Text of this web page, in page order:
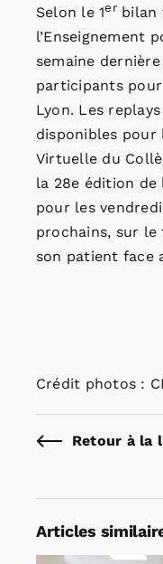
Selon le 1erbilan
l’Enseignement
semaine
participants pour
Lyon. Les
disponibles pour
Virtuelle du
la 28e édition de
pour les
prochains, sur
son patient face
Crédit photos :
Retour à la
Articles